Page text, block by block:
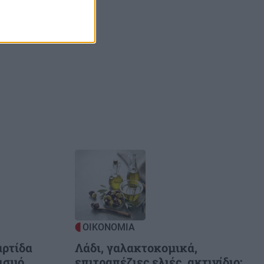
με
ΟΙΚΟΝΟΜΙΑ
Λάδι, γαλακτοκομικά,